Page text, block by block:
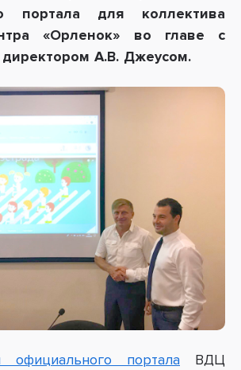
портала для коллектива
«Орленок» во главе с
А.В. Джеусом.
официального портала ВДЦ